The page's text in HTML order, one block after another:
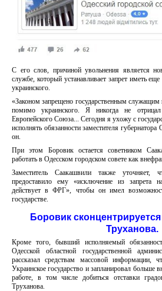
С его слов, причиной увольнения является
службе, который устанавливает запрет иметь
украинского.
«Законом запрещено государственным служащим
помимо украинского. Я никогда не
Европейского Союза... Сегодня я ухожу с
исполнять обязанности заместителя
он.
При этом Боровик остается советником
работать в Одесском городском совете как
Заместитель Саакашвили также уточняет,
предоставило ему «исключение из запрета
действует в ФРГ», чтобы он имел
государстве.
Боровик
Труханова.
Кроме того, бывший исполняемый
Одесской областной государственной
рассказал средствам массовой информации,
Украинское государство и запланировал больше
работе, в том числе добиться отставки
Труханова.